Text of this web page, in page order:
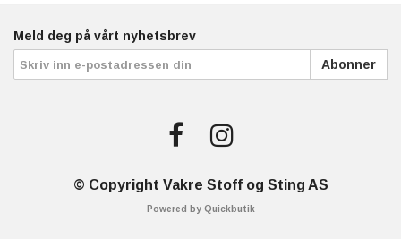
Meld deg på vårt nyhetsbrev
Abonner
© Copyright Vakre Stoff og Sting AS
Powered by Quickbutik